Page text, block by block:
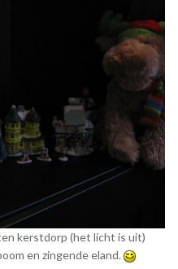
kerstdorp (het licht is uit)
en zingende eland.